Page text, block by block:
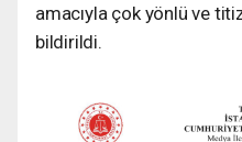
amacıyla çok yönlü ve
bildirildi.